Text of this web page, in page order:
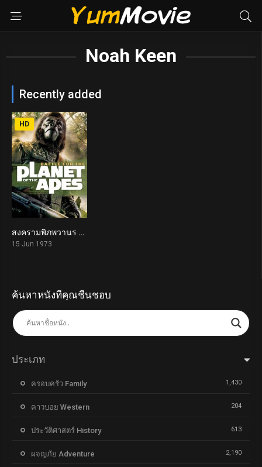
Noah Keen
Recently added
5.5
HD
สงครามพิภพวานร Battle for the Planet of the Apes (1973)
15 Jun 1973
ค้นหาหนังที่คุณชื่นชอบ
ประเภท
ครอบครัว Family 1,430
คาวบอย Western 204
ประวัติศาสตร์ History 613
ผจญภัย Adventure 2,190